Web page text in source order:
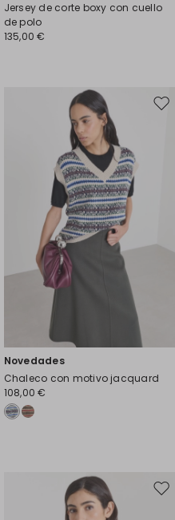
Jersey de corte boxy con cuello
de polo
135,00 €
Novedades
Chaleco con motivo jacquard
108,00 €